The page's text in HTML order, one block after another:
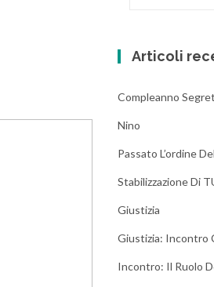
Articoli
Compleanno
Nino
Passato L’ordine
Stabilizzazione Di
Giustizia
Giustizia: Incontro
Incontro: Il Ruolo